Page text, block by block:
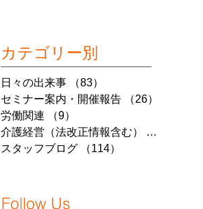
カテゴリー別
日々の出来事 （83）
セミナー案内・開催報告
（26）
労働関連
（9）
介護経営（法改正情報含む）
（7）
スタッフブログ
（114）
Follow Us